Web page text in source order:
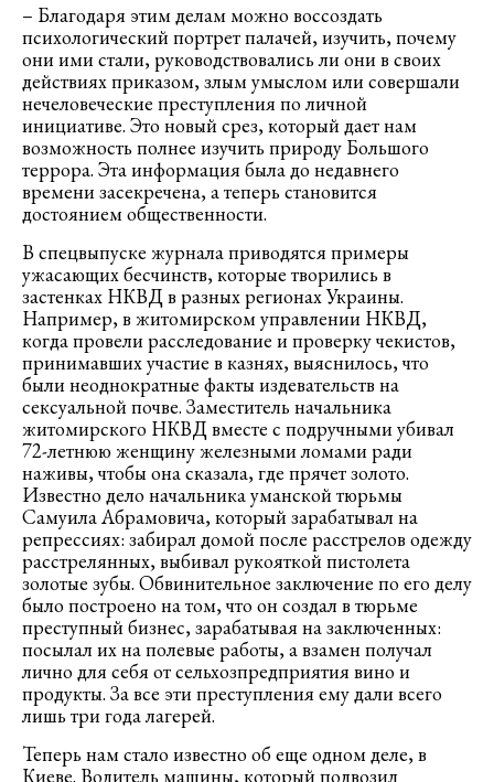
– Благодаря этим делам можно воссоздать
психологический портрет палачей, изучить, почему
они ими стали, руководствовались ли они в своих
действиях приказом, злым умыслом или совершали
нечеловеческие преступления по личной
инициативе. Это новый срез, который дает нам
возможность полнее изучить природу Большого
террора. Эта информация была до недавнего
времени засекречена, а теперь становится
достоянием общественности.
В спецвыпуске журнала приводятся примеры
ужасающих бесчинств, которые творились в
застенках НКВД в разных регионах Украины.
Например, в житомирском управлении НКВД,
когда провели расследование и проверку чекистов,
принимавших участие в казнях, выяснилось, что
были неоднократные факты издевательств на
сексуальной почве. Заместитель начальника
житомирского НКВД вместе с подручными убивал
72-летнюю женщину железными ломами ради
наживы, чтобы она сказала, где прячет золото.
Известно дело начальника уманской тюрьмы
Самуила Абрамовича, который зарабатывал на
репрессиях: забирал домой после расстрелов одежду
расстрелянных, выбивал рукояткой пистолета
золотые зубы. Обвинительное заключение по его делу
было построено на том, что он создал в тюрьме
преступный бизнес, зарабатывая на заключенных:
посылал их на полевые работы, а взамен получал
лично для себя от сельхозпредприятия вино и
продукты. За все эти преступления ему дали всего
лишь три года лагерей.
Теперь нам стало известно об еще одном деле, в
Киеве. Водитель машины, который подвозил